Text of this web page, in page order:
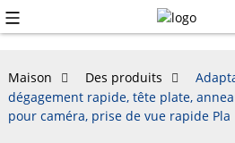
Maison Des produits
dégagement rapide, tête plate,
pour caméra, prise de vue rapide Pla